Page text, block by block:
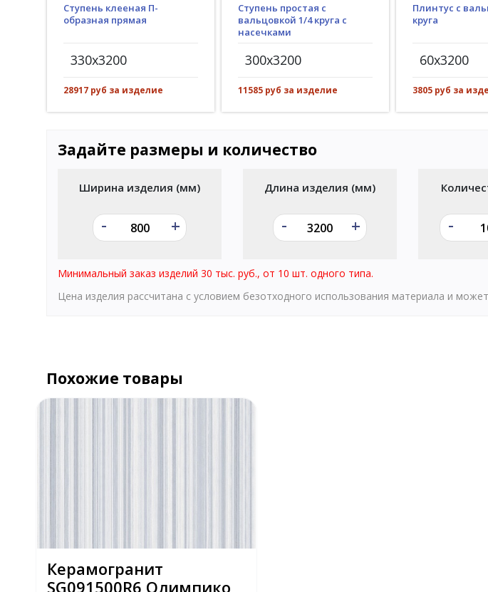
Ступень клееная П-
образная прямая
330x3200
28917 руб за изделие
Ступень простая с
вальцовкой 1/4 круга с
насечками
300x3200
11585 руб за изделие
Плинтус с
круга
60x3200
3805 руб за
Задайте размеры и количество
Ширина изделия (мм)
- +
Длина изделия (мм)
- + -
Минимальный заказ изделий 30 тыс. руб., от 10 шт. одного типа.
Цена изделия рассчитана с условием безотходного использования материала и
Похожие товары
Керамогранит
SG091500R6 Олимпико